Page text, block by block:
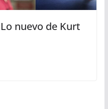
nuevo de Kurt